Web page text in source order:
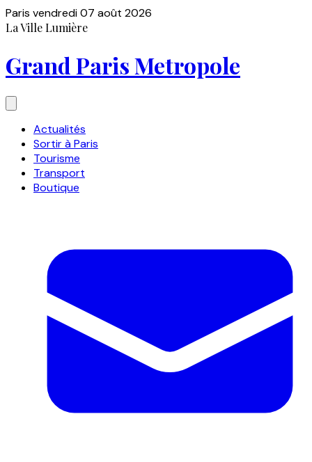
Paris vendredi 07 août 2026
La Ville Lumière
Grand Paris Metropole
Actualités
Sortir à Paris
Tourisme
Transport
Boutique